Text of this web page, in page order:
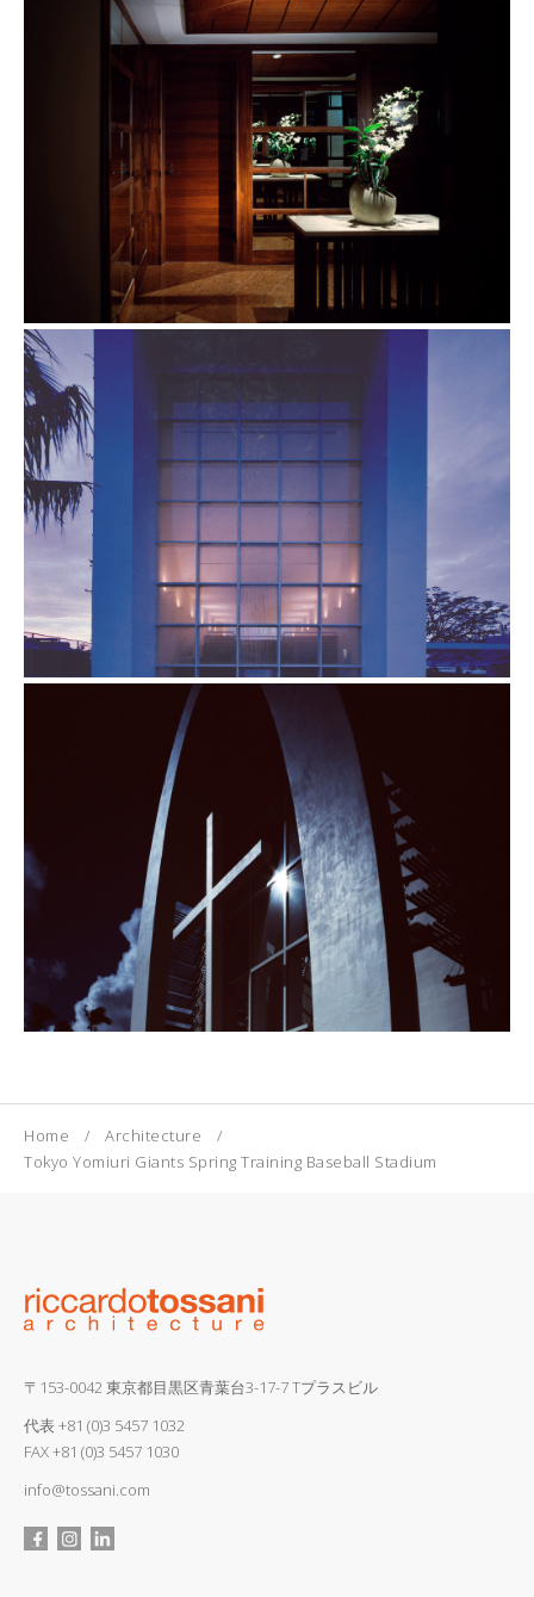
Home
Architecture
Tokyo Yomiuri Giants Spring Training Baseball Stadium
〒153-0042 東京都目黒区青葉台3-17-7 Tプラスビル
代表+81 (0)3 5457 1032
FAX +81 (0)3 5457 1030
info@tossani.com